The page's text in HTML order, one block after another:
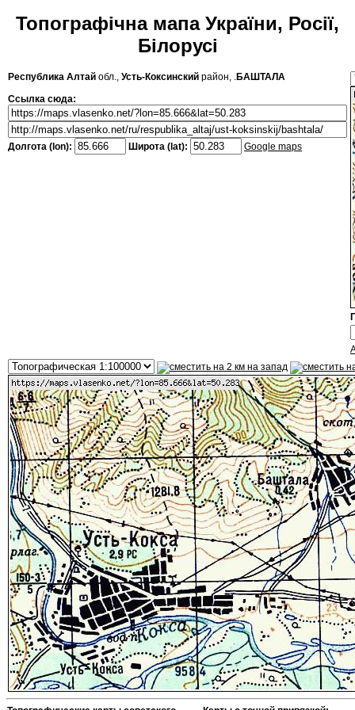
Топографічна мапа України, Росії,
Білорусі
Республика Алтай обл., Усть-Коксинский район, .БАШТАЛА
Ссылка сюда:
Долгота (lon): Широта (lat): Google maps